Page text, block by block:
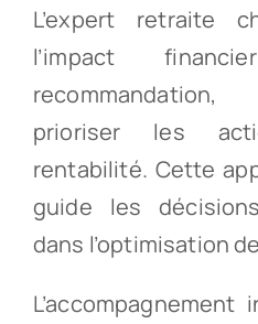
L’expert retraite
l’impact
prioriser les
rentabilité. Cette
guide les
dans l’optimisation